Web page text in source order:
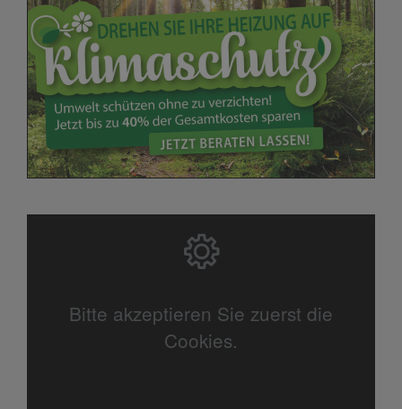
Bitte akzeptieren Sie zuerst die
Cookies.